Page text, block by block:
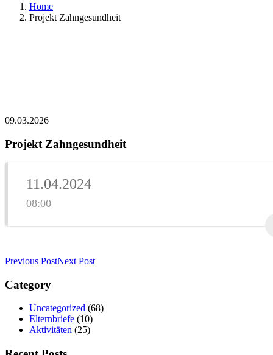
Home
Projekt Zahngesundheit
09.03.2026
Projekt Zahngesundheit
11.04.2024
08:00
Previous PostNext Post
Category
Uncategorized (68)
Elternbriefe (10)
Aktivitäten (25)